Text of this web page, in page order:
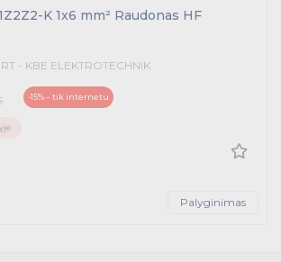
K 1x6 mm² Raudonas HF
- KBE ELEKTROTECHNIK
-15% – tik internetu
Palyginimas